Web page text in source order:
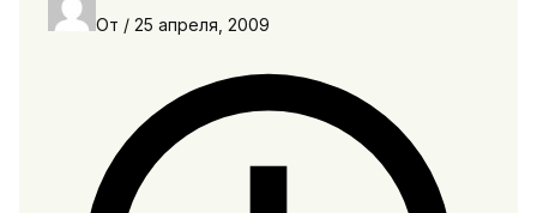
От / 25 апреля, 2009